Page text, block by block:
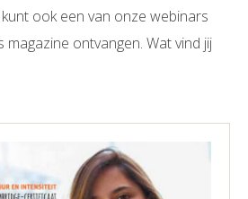
kunt ook een van onze webinars
ontvangen. Wat vind jij